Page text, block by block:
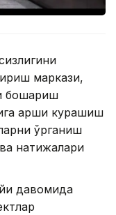
маркази,
бошқариш
қарши курашиш
ўрганиш
натижалари
давомида